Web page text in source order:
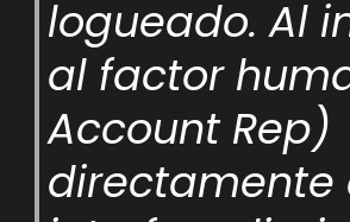
logueado. Al
al factor
Account Rep)
directamente